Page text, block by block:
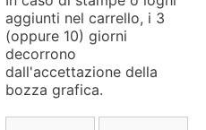
aggiunti nel carrello, i 3
(oppure 10) giorni
decorrono
dall'accettazione della
bozza grafica.